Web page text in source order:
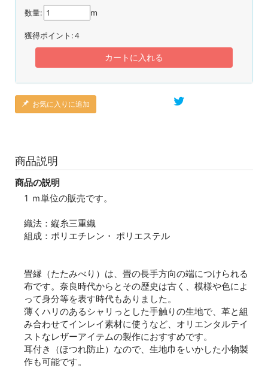
数量: m
獲得ポイント:4
カートに入れる
お気に入りに追加
商品説明
商品の説明
1 ｍ単位の販売です。
織法：縦糸三重織
組成：ポリエチレン・ ポリエステル
畳縁（たたみべり）は、畳の長手方向の端につけられる
布です。奈良時代からとその歴史は古く、模様や色によ
って身分等を表す時代もありました。
薄くハリのあるシャリっとした手触りの生地で、革と組
み合わせてインレイ素材に使うなど、オリエンタルテイ
ストなレザーアイテムの製作におすすめです。
耳付き（ほつれ防止）なので、生地巾をいかした小物製
作も可能です。